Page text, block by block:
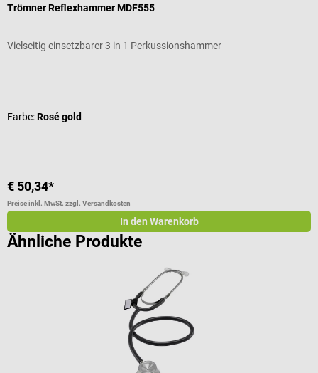
Trömner Reflexhammer MDF555
Vielseitig einsetzbarer 3 in 1 Perkussionshammer
Farbe:Rosé gold
€ 50,34*
Preise inkl. MwSt. zzgl. Versandkosten
In den Warenkorb
Ähnliche Produkte